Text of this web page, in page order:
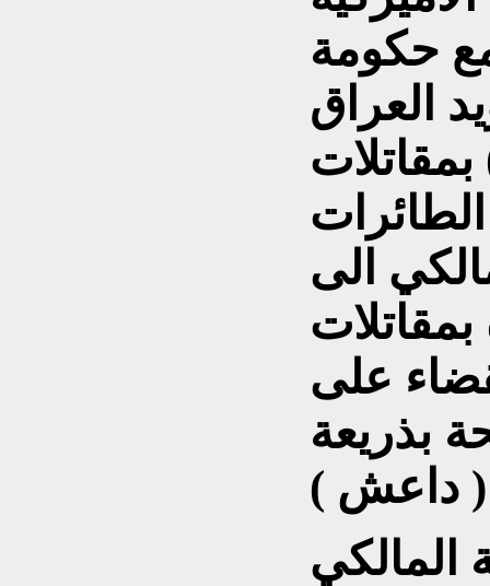
حكومة
العراق
بمقاتلات ( 16 F- ) بسبب خشية
الى
على
بذريعة
المالكي